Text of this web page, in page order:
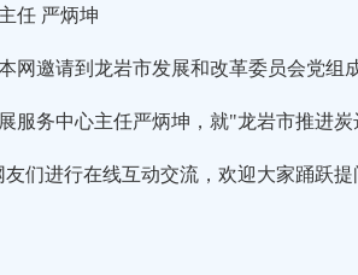
任 严炳坤
网邀请到龙岩市发展和改革委员会党组
服务中心主任严炳坤，就"龙岩市推进
们进行在线互动交流，欢迎大家踊跃提